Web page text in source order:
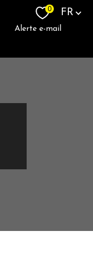
0 Langue
FR
alerte e-mail